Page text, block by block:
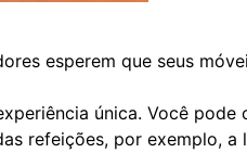
esperem que seus
única. Você pode
refeições, por exemplo, a